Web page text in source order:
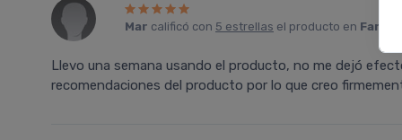
Mar calificó con 5 estrellas el producto en
Llevo una semana usando el producto, no me dejó
recomendaciones del producto por lo que creo